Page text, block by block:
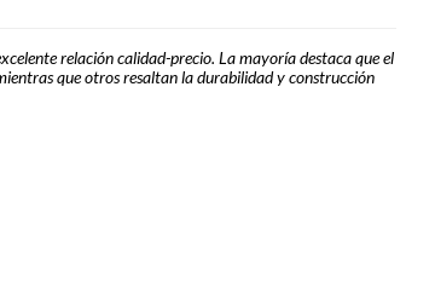
relación calidad-precio. La mayoría destaca que el
que otros resaltan la durabilidad y construcción